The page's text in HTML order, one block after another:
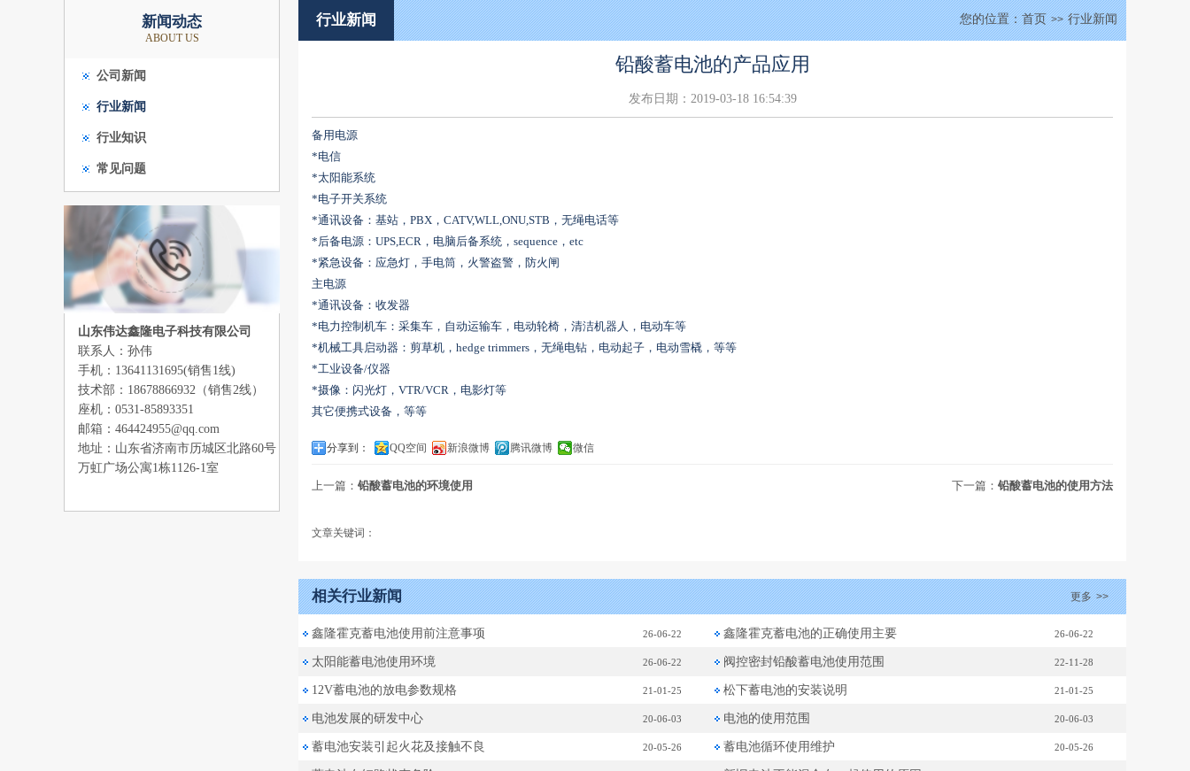
新闻动态
ABOUT US
公司新闻
行业新闻
行业知识
常见问题
山东伟达鑫隆电子科技有限公司
联系人：孙伟
手机：13641131695(销售1线)
技术部：18678866932（销售2线）
座机：0531-85893351
邮箱：464424955@qq.com
地址：山东省济南市历城区北路60号
万虹广场公寓1栋1126-1室
您的位置：首页 >> 行业新闻
行业新闻
铅酸蓄电池的产品应用
发布日期：2019-03-18 16:54:39
备用电源
*电信
*太阳能系统
*电子开关系统
*通讯设备：基站，PBX，CATV,WLL,ONU,STB，无绳电话等
*后备电源：UPS,ECR，电脑后备系统，sequence，etc
*紧急设备：应急灯，手电筒，火警盗警，防火闸
主电源
*通讯设备：收发器
*电力控制机车：采集车，自动运输车，电动轮椅，清洁机器人，电动车等
*机械工具启动器：剪草机，hedge trimmers，无绳电钻，电动起子，电动雪橇，等等
*工业设备/仪器
*摄像：闪光灯，VTR/VCR，电影灯等
其它便携式设备，等等
分享到： QQ空间 新浪微博 腾讯微博 微信
上一篇： 铅酸蓄电池的环境使用 下一篇： 铅酸蓄电池的使用方法
文章关键词：
更多 >>
相关行业新闻
26-06-22
鑫隆霍克蓄电池使用前注意事项 26-06-22
鑫隆霍克蓄电池的正确使用主要
26-06-22
太阳能蓄电池使用环境 22-11-28
阀控密封铅酸蓄电池使用范围
21-01-25
12V蓄电池的放电参数规格 21-01-25
松下蓄电池的安装说明
20-06-03
电池发展的研发中心 20-06-03
电池的使用范围
20-05-26
蓄电池安装引起火花及接触不良 20-05-26
蓄电池循环使用维护